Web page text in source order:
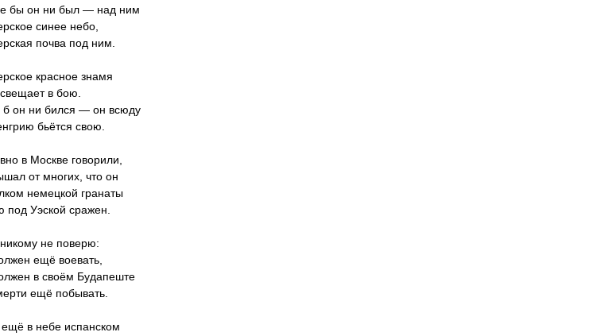
бы он ни был — над ним
синее небо,
почва под ним.
красное знамя
в бою.
б он ни бился — он всюду
бьётся свою.
в Москве говорили,
от многих, что он
немецкой гранаты
под Уэской сражен.
не поверю:
ещё воевать,
в своём Будапеште
ещё побывать.
в небе испанском